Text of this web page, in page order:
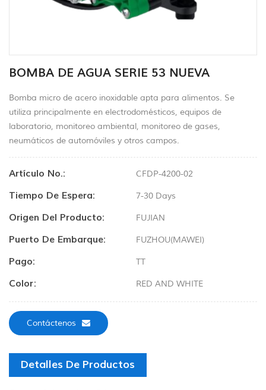
BOMBA DE AGUA SERIE 53 NUEVA
Bomba micro de acero inoxidable apta para alimentos. Se
utiliza principalmente en electrodomésticos, equipos de
laboratorio, monitoreo ambiental, monitoreo de gases,
neumáticos de automóviles y otros campos.
Artículo No.: CFDP-4200-02
Tiempo De Espera: 7-30 Days
Origen Del Producto: FUJIAN
Puerto De Embarque: FUZHOU(MAWEI)
Pago: TT
Color: RED AND WHITE
Contáctenos
Detalles De Productos